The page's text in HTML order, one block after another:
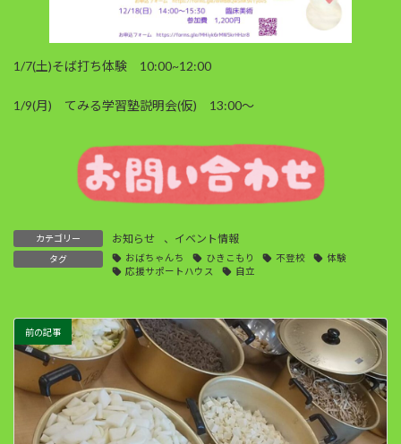
1/7(土)そば打ち体験 10:00~12:00
1/9(月) てみる学習塾説明会(仮) 13:00～
カテゴリー お知らせ 、 イベント情報
タグ おばちゃんち ひきこもり 不登校
体験
応援サポートハウス
自立
前の記事